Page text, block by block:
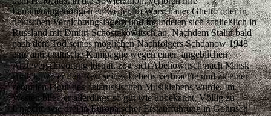
Familienangehörigen entweder im Warschauer Ghetto oder in
deutschen Vernichtungslagern und freundeten sich schließlich in
Russland mit Dmitri Schostakowitsch an. Nachdem Stalin bald
nach dem Tod seines möglichen Nachfolgers Schdanow 1948
eine antisemitische Kampagne wegen einer angeblichen
Ärzteverschwörung lostrat, zog sich Abeliowitsch nach Minsk
zurück, wo er den Rest seines Lebens verbrachte und zu einer
zentralen Figur des belarussischen Musiklebens wurde. Im
Westen blieb er allerdings so gut wie unbekannt. Völlig zu
Unrecht, wie drei in Europäischer Erstaufführung in Gohrisch